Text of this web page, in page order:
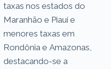
taxas nos estados do
Maranhão e Piauí e
menores taxas em
Rondônia e Amazonas,
destacando-se a